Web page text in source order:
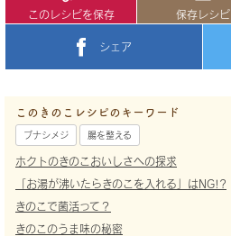
このレシピを保存 保存レシピ
シェア
このきのこレシピのキーワード
ブナシメジ 腸を整える
ホクトのきのこおいしさへの探求
「お湯が沸いたらきのこを入れる」はNG!?
きのこで菌活って？
きのこのうま味の秘密